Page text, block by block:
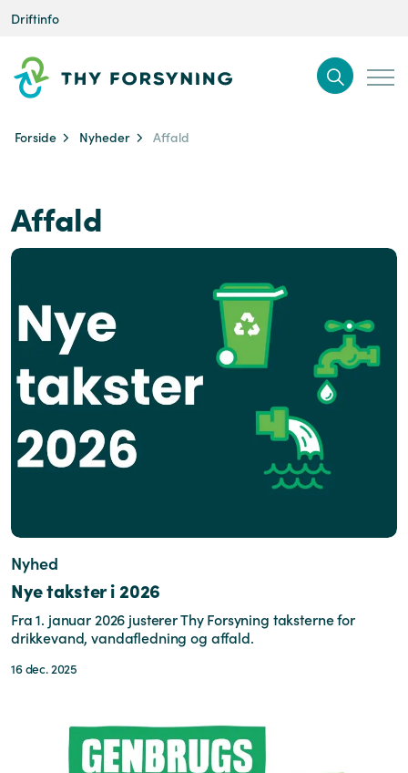
Driftinfo
Forside Nyheder Affald
Affald
Nyhed
Nye takster i 2026
Fra 1. januar 2026 justerer Thy Forsyning taksterne for
drikkevand, vandafledning og affald.
16 dec. 2025